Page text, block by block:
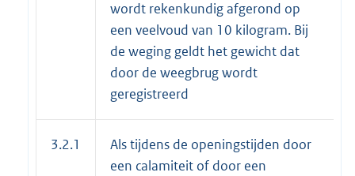
wordt rekenkundig afgerond op
een veelvoud van 10 kilogram. Bij
de weging geldt het gewicht dat
door de weegbrug wordt
geregistreerd
3.2.1
Als tijdens de openingstijden door
een calamiteit of door een